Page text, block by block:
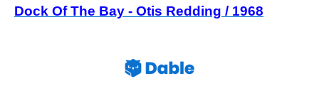
Dock Of The Bay - Otis Redding / 1968